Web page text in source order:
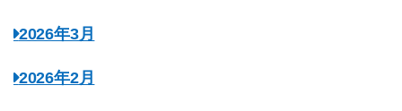
2026年3月
2026年2月